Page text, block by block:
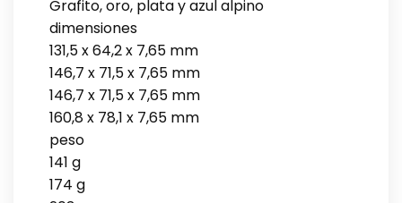
Grafito, oro, plata y azul alpino
dimensiones
131,5 x 64,2 x 7,65 mm
146,7 x 71,5 x 7,65 mm
146,7 x 71,5 x 7,65 mm
160,8 x 78,1 x 7,65 mm
peso
141 g
174 g